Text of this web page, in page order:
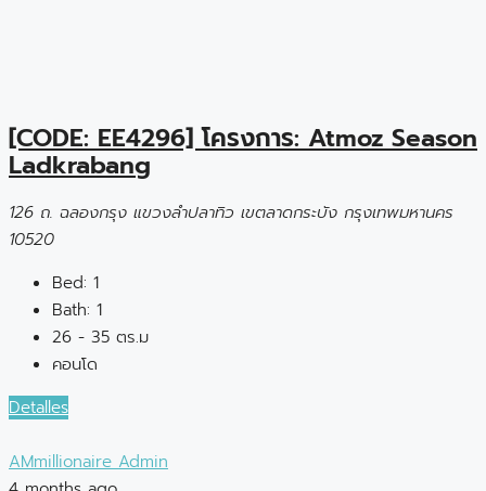
[CODE: EE4296] โครงการ: Atmoz Season
Ladkrabang
126 ถ. ฉลองกรุง แขวงลำปลาทิว เขตลาดกระบัง กรุงเทพมหานคร
10520
Bed: 1
Bath: 1
26 - 35 ตร.ม
คอนโด
Detalles
AMmillionaire Admin